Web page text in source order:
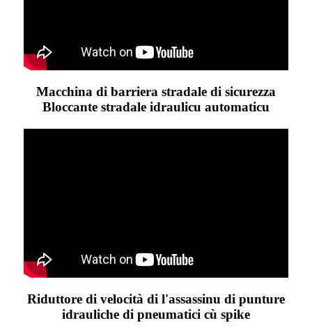
Macchina di barriera stradale di sicurezza
Bloccante stradale idraulicu automaticu
Riduttore di velocità di l'assassinu di punture
idrauliche di pneumatici cù spike